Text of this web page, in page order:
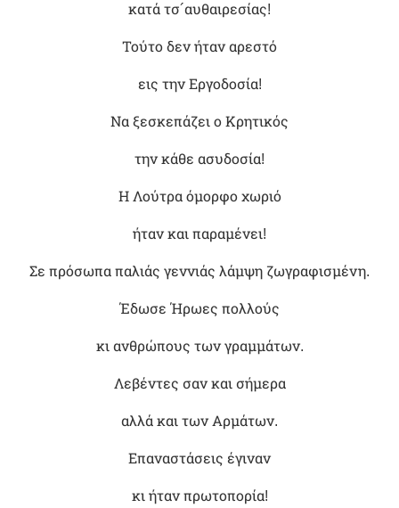
κατά τσ´αυθαιρεσίας!
Τούτο δεν ήταν αρεστό
εις την Εργοδοσία!
Να ξεσκεπάζει ο Κρητικός
την κάθε ασυδοσία!
Η Λούτρα όμορφο χωριό
ήταν και παραμένει!
Σε πρόσωπα παλιάς γεννιάς λάμψη ζωγραφισμένη.
Έδωσε Ήρωες πολλούς
κι ανθρώπους των γραμμάτων.
Λεβέντες σαν και σήμερα
αλλά και των Αρμάτων.
Επαναστάσεις έγιναν
κι ήταν πρωτοπορία!